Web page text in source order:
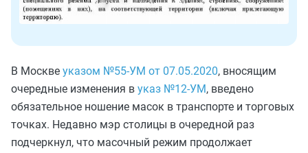
В Москве указом №55-УМ от 07.05.2020, вносящим
очередные изменения в указ №12-УМ, введено
обязательное ношение масок в транспорте и торговых
точках. Недавно мэр столицы в очередной раз
подчеркнул, что масочный режим продолжает